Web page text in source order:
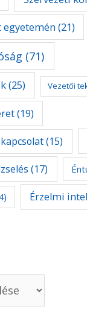
egyetemén(21)
(71)
(25) Vezetői
(19)
(15)
(17)
Érzelmi